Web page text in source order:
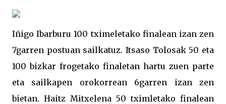
Iñigo Ibarburu 100 tximeletako finalean izan zen
7garren postuan sailkatuz. Itsaso Tolosak 50 eta
100 bizkar frogetako finaletan hartu zuen parte
eta sailkapen orokorrean 6garren izan zen
bietan. Haitz Mitxelena 50 tximletako finalean